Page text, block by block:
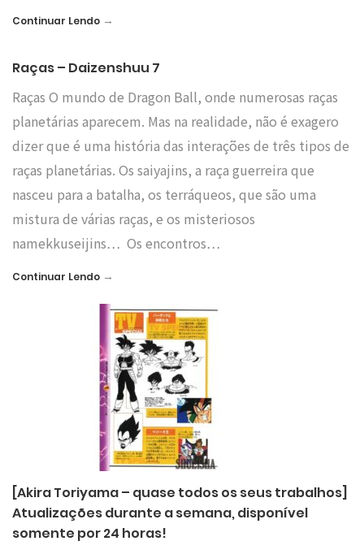
Continuar Lendo →
Raças – Daizenshuu 7
Raças O mundo de Dragon Ball, onde numerosas raças
planetárias aparecem. Mas na realidade, não é exagero
dizer que é uma história das interações de três tipos de
raças planetárias. Os saiyajins, a raça guerreira que
nasceu para a batalha, os terráqueos, que são uma
mistura de várias raças, e os misteriosos
namekkuseijins… Os encontros…
Continuar Lendo →
[Akira Toriyama – quase todos os seus trabalhos]
Atualizações durante a semana, disponível
somente por 24 horas!